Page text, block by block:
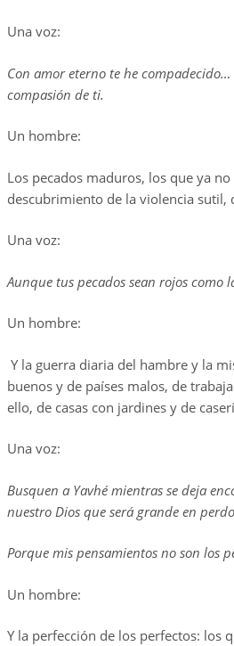
Una voz:
Con amor eterno te he
compasión de ti.
Un hombre:
Los pecados maduros, los que ya
descubrimiento de la violencia sutil,
Una voz:
Aunque tus pecados sean rojos como
Un hombre:
Y la guerra diaria del hambre y la
buenos y de países malos, de
ello, de casas con jardines y de
Una voz:
Busquen a Yavhé mientras se deja
nuestro Dios que será grande en
Porque mis pensamientos no son los
Un hombre:
Y la perfección de los perfectos: los